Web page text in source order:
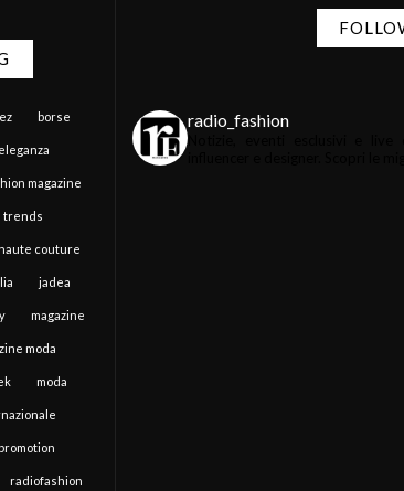
borse
eleganza
magazine
trends
haute couture
jadea
magazine
moda
moda
promotion
radiofashion
radio_fashion